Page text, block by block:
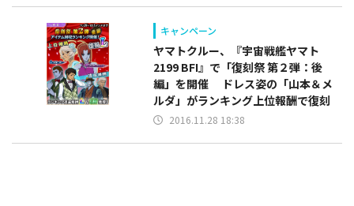
キャンペーン
ヤマトクルー、『宇宙戦艦ヤマト
2199 BFI』で「復刻祭 第２弾：後
編」を開催 ドレス姿の「山本＆メ
ルダ」がランキング上位報酬で復刻
2016.11.28 18:38